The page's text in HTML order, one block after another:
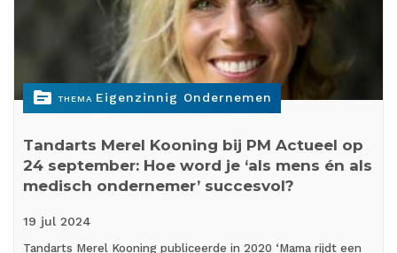
topic THEMA Eigenzinnig Ondernemen
Tandarts Merel Kooning bij PM Actueel op
24 september: Hoe word je ‘als mens én als
medisch ondernemer’ succesvol?
19 jul 2024
Tandarts Merel Kooning publiceerde in 2020 ‘Mama rijdt een